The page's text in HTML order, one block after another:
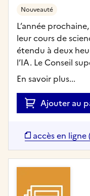
Nouveauté
L’année
leur cours de
étendu à deux
l’IA. Le Conseil
En savoir plus...
Ajouter au
accès en ligne